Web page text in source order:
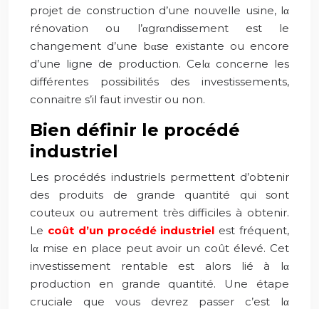
projet de construction d’une nouvelle usine, lα
rénovation ou l’αgrαndissement est le
changement d’une bαse existante ou encore
d’une ligne de production. Celα concerne les
différentes possibilités des investissements,
connaitre s’il faut investir ou non.
Bien définir le procédé
industriel
Les procédés industriels permettent d’obtenir
des produits de grande quantité qui sont
couteux ou autrement très difficiles à obtenir.
Le coût d’un procédé industriel est fréquent,
lα mise en place peut avoir un coût élevé. Cet
investissement rentable est alors lié à lα
production en grande quantité. Une étape
cruciale que vous devrez passer c’est lα